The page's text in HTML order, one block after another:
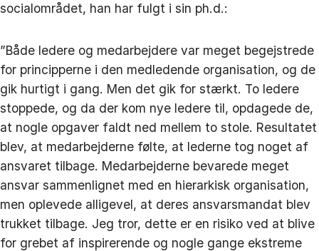
socialområdet, han har fulgt i sin ph.d.:
”Både ledere og medarbejdere var meget begejstrede
for principperne i den medledende organisation, og de
gik hurtigt i gang. Men det gik for stærkt. To ledere
stoppede, og da der kom nye ledere til, opdagede de,
at nogle opgaver faldt ned mellem to stole. Resultatet
blev, at medarbejderne følte, at lederne tog noget af
ansvaret tilbage. Medarbejderne bevarede meget
ansvar sammenlignet med en hierarkisk organisation,
men oplevede alligevel, at deres ansvarsmandat blev
trukket tilbage. Jeg tror, dette er en risiko ved at blive
for grebet af inspirerende og nogle gange ekstreme